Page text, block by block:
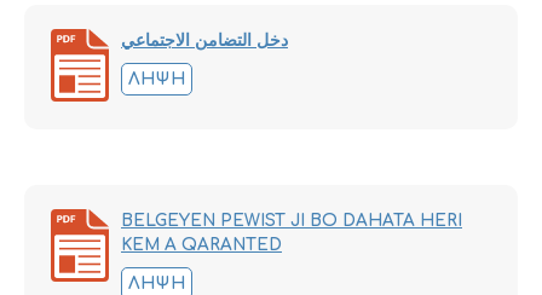
دخل التضامن الاجتماعي
ΛΉΨΗ
BELGEYEN PEWIST JI BO DAHATA HERI
KEM A QARANTED
ΛΉΨΗ